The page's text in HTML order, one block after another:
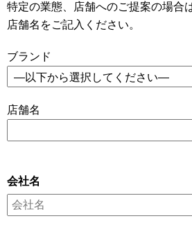
特定の業態、店舗へのご提案の場合
店舗名をご記入ください。
ブランド
店舗名
会社名